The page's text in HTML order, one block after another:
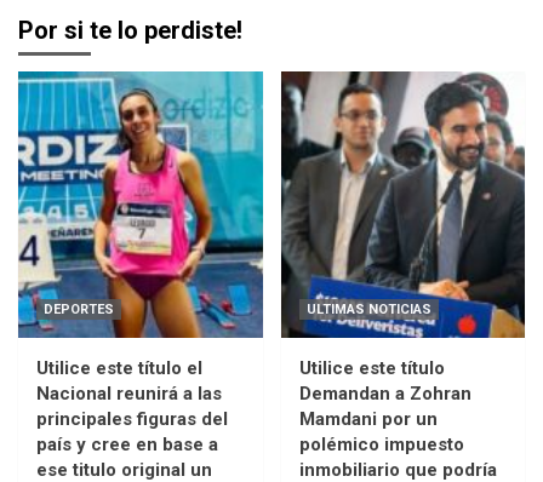
Por si te lo perdiste!
DEPORTES
Utilice este título el
Nacional reunirá a las
principales figuras del
país y cree en base a
ese titulo original un
ULTIMAS NOTICIAS
Utilice este título
Demandan a Zohran
Mamdani por un
polémico impuesto
inmobiliario que podría